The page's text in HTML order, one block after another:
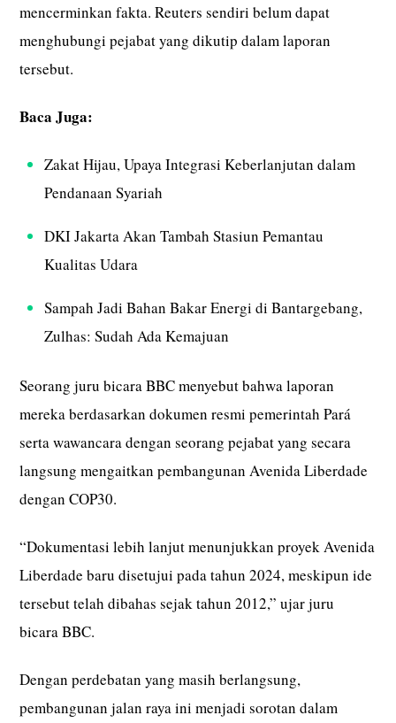
mencerminkan fakta. Reuters sendiri belum dapat
menghubungi pejabat yang dikutip dalam laporan
tersebut.
Baca Juga:
Zakat Hijau, Upaya Integrasi Keberlanjutan dalam
Pendanaan Syariah
DKI Jakarta Akan Tambah Stasiun Pemantau
Kualitas Udara
Sampah Jadi Bahan Bakar Energi di Bantargebang,
Zulhas: Sudah Ada Kemajuan
Seorang juru bicara BBC menyebut bahwa laporan
mereka berdasarkan dokumen resmi pemerintah Pará
serta wawancara dengan seorang pejabat yang secara
langsung mengaitkan pembangunan Avenida Liberdade
dengan COP30.
“Dokumentasi lebih lanjut menunjukkan proyek Avenida
Liberdade baru disetujui pada tahun 2024, meskipun ide
tersebut telah dibahas sejak tahun 2012,” ujar juru
bicara BBC.
Dengan perdebatan yang masih berlangsung,
pembangunan jalan raya ini menjadi sorotan dalam